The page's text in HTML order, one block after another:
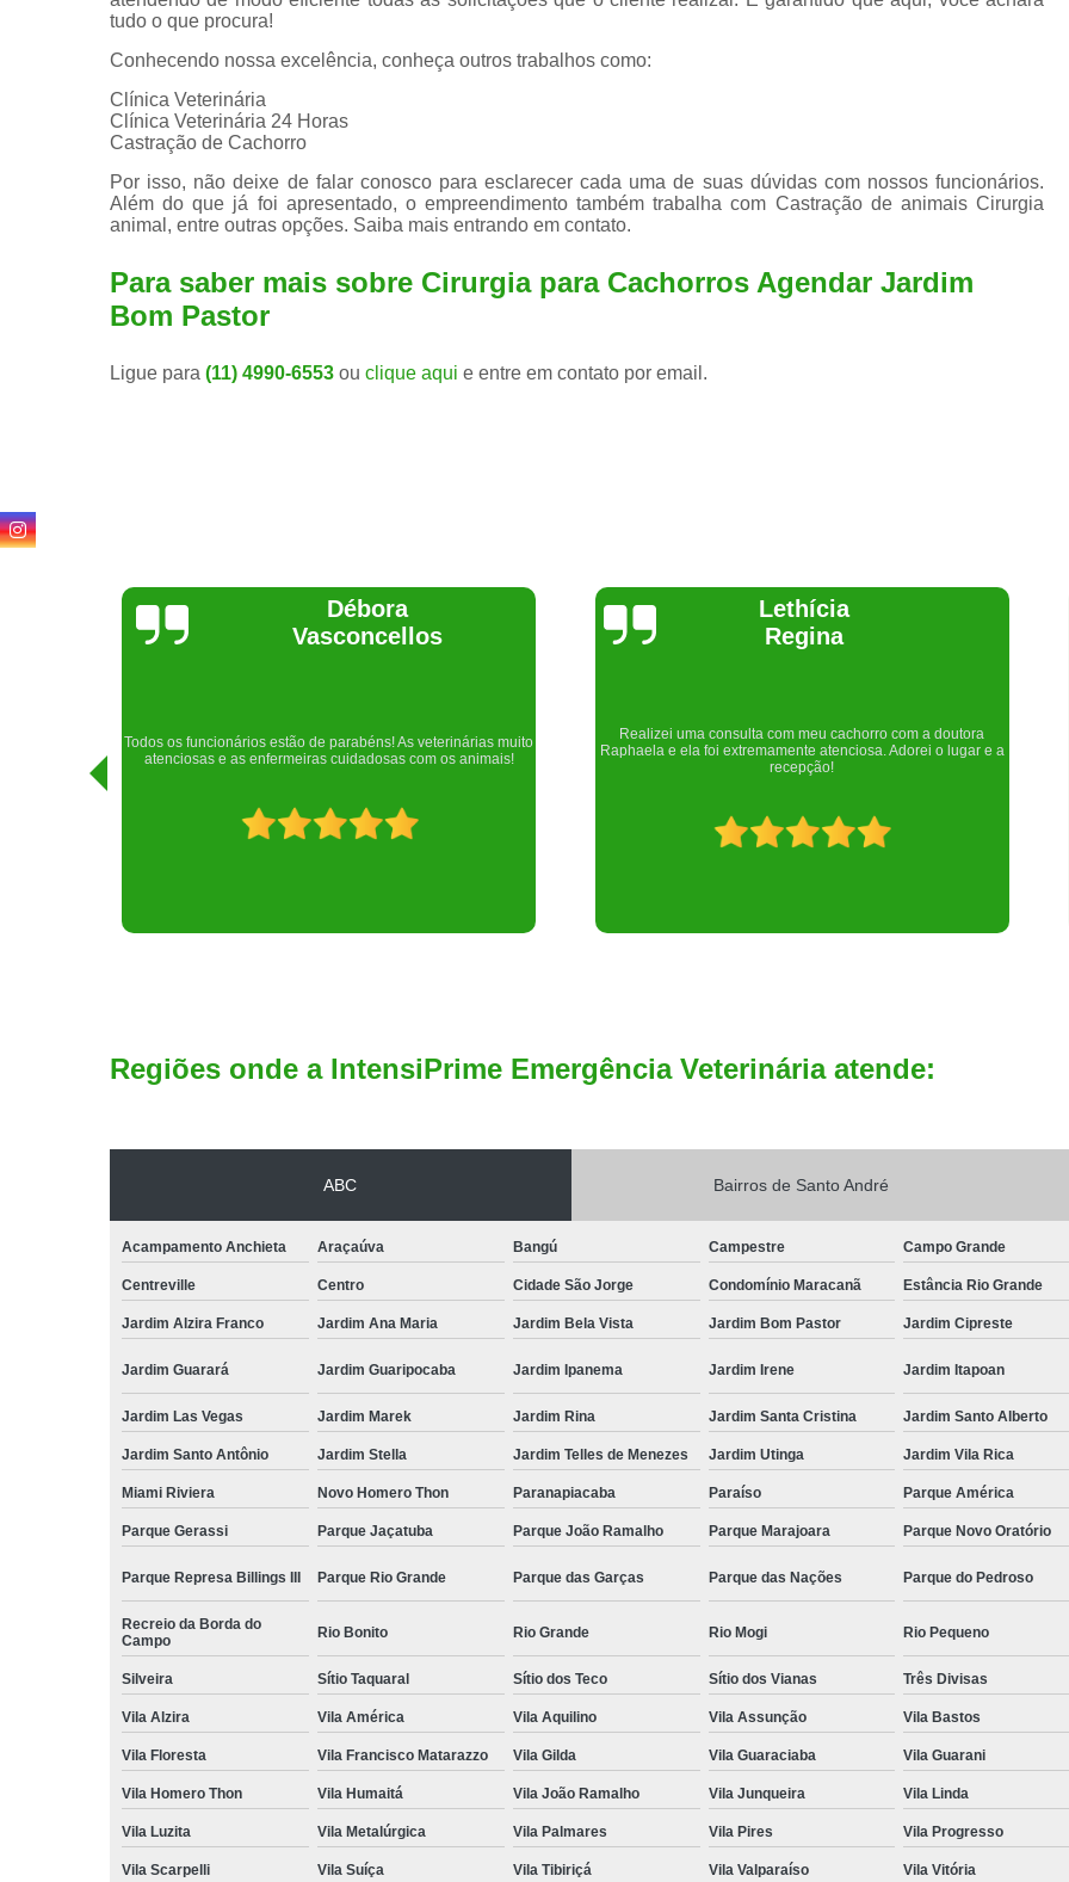
tudo o que procura!
Conhecendo nossa excelência, conheça outros trabalhos como:
Clínica Veterinária
Clínica Veterinária 24 Horas
Castração de Cachorro
Por isso, não deixe de falar conosco para esclarecer cada uma de suas dúvidas com nossos funcionários.
Além do que já foi apresentado, o empreendimento também trabalha com Castração de animais Cirurgia
animal, entre outras opções. Saiba mais entrando em contato.
Para saber mais sobre Cirurgia para Cachorros Agendar Jardim
Bom Pastor
Ligue para (11) 4990-6553 ou clique aqui e entre em contato por email.
Lethícia
Regina
Realizei uma consulta com meu cachorro com a doutora
Raphaela e ela foi extremamente atenciosa. Adorei o lugar e a
recepção!
Joelma Lilian
Um lugar maravilhoso. Sempre serei grata pelo que fizeram por
nós!
Regiões onde a IntensiPrime Emergência Veterinária atende:
ABC Bairros de Santo André
Acampamento Anchieta Araçaúva Bangú Campestre Campo Grande
Centreville Centro Cidade São Jorge Condomínio Maracanã Estância Rio Grande
Jardim Alzira Franco Jardim Ana Maria Jardim Bela Vista Jardim Bom Pastor Jardim Cipreste
Jardim Guarará Jardim Guaripocaba Jardim Ipanema Jardim Irene Jardim Itapoan
Jardim Las Vegas Jardim Marek Jardim Rina Jardim Santa Cristina Jardim Santo Alberto
Jardim Santo Antônio Jardim Stella Jardim Telles de Menezes Jardim Utinga Jardim Vila Rica
Miami Riviera Novo Homero Thon Paranapiacaba Paraíso Parque América
Parque Gerassi Parque Jaçatuba Parque João Ramalho Parque Marajoara Parque Novo Oratório
Parque Represa Billings III Parque Rio Grande Parque das Garças Parque das Nações Parque do Pedroso
Recreio da Borda do
Campo
Rio Bonito Rio Grande Rio Mogi Rio Pequeno
Silveira Sítio Taquaral Sítio dos Teco Sítio dos Vianas Três Divisas
Vila Alzira Vila América Vila Aquilino Vila Assunção Vila Bastos
Vila Floresta Vila Francisco Matarazzo Vila Gilda Vila Guaraciaba Vila Guarani
Vila Homero Thon Vila Humaitá Vila João Ramalho Vila Junqueira Vila Linda
Vila Luzita Vila Metalúrgica Vila Palmares Vila Pires Vila Progresso
Vila Scarpelli Vila Suíça Vila Tibiriçá Vila Valparaíso Vila Vitória